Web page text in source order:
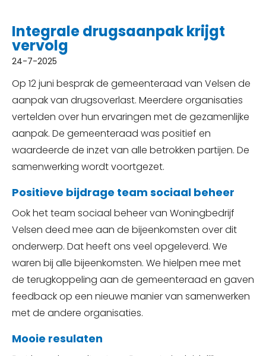
Integrale drugsaanpak krijgt
vervolg
24-7-2025
Op 12 juni besprak de gemeenteraad van Velsen de
aanpak van drugsoverlast. Meerdere organisaties
vertelden over hun ervaringen met de gezamenlijke
aanpak. De gemeenteraad was positief en
waardeerde de inzet van alle betrokken partijen. De
samenwerking wordt voortgezet.
Positieve bijdrage team sociaal beheer
Ook het team sociaal beheer van Woningbedrijf
Velsen deed mee aan de bijeenkomsten over dit
onderwerp. Dat heeft ons veel opgeleverd. We
waren bij alle bijeenkomsten. We hielpen mee met
de terugkoppeling aan de gemeenteraad en gaven
feedback op een nieuwe manier van samenwerken
met de andere organisaties.
Mooie resulaten